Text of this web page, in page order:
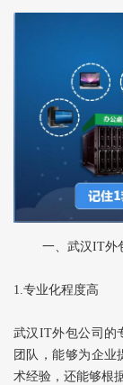
一、武汉IT外
1.专业化程度高
武汉IT外包公司的
团队，能够为企业
术经验，还能够根